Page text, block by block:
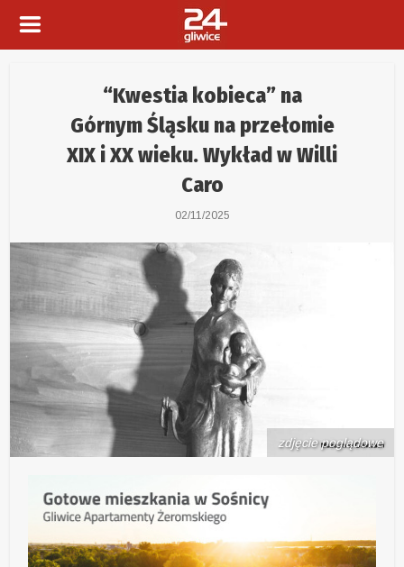
“Kwestia kobieca” na
Górnym Śląsku na przełomie
XIX i XX wieku. Wykład w Willi
Caro
02/11/2025
zdjęcie poglądowe